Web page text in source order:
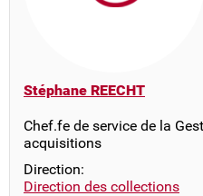
Stéphane REECHT
Chef.fe de service de la
acquisitions
Direction:
Direction des collections